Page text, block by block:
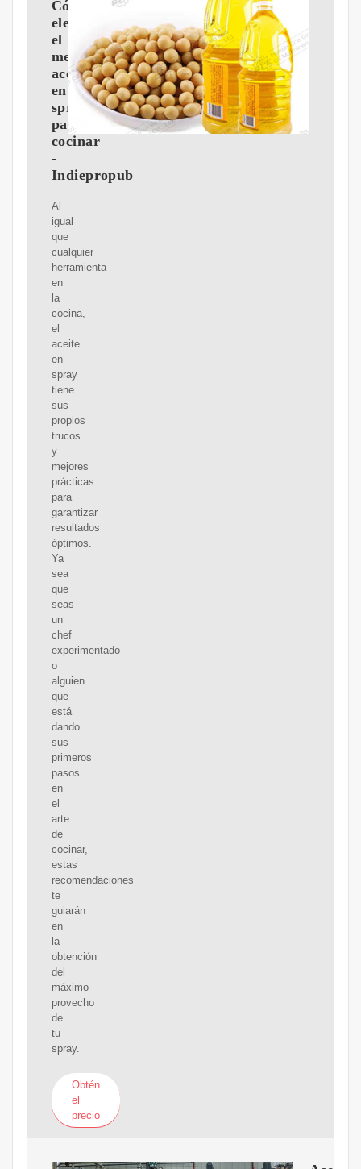
Cómo
elegir
el
mejor
aceite
en
spray
para
cocinar
-
Indiepropub
Al
igual
que
cualquier
herramienta
en
la
cocina,
el
aceite
en
spray
tiene
sus
propios
trucos
y
mejores
prácticas
para
garantizar
resultados
óptimos.
Ya
sea
que
seas
un
chef
experimentado
o
alguien
que
está
dando
sus
primeros
pasos
en
el
arte
de
cocinar,
estas
recomendaciones
te
guiarán
en
la
obtención
del
máximo
provecho
de
tu
spray.
Obtén
el
precio